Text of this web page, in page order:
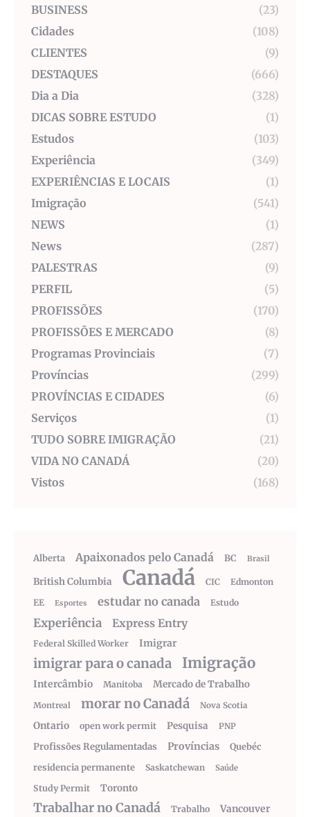
BUSINESS
(23)
Cidades
(108)
CLIENTES
(9)
DESTAQUES
(666)
Dia a Dia
(328)
DICAS SOBRE ESTUDO
(1)
Estudos
(103)
Experiência
(349)
EXPERIÊNCIAS E LOCAIS
(1)
Imigração
(541)
NEWS
(1)
News
(287)
PALESTRAS
(9)
PERFIL
(5)
PROFISSÕES
(170)
PROFISSÕES E MERCADO
(8)
Programas Provinciais
(7)
Províncias
(299)
PROVÍNCIAS E CIDADES
(6)
Serviços
(1)
TUDO SOBRE IMIGRAÇÃO
(21)
VIDA NO CANADÁ
(20)
Vistos
(168)
Alberta Apaixonados pelo Canadá BC Brasil
British Columbia Canadá CIC
Edmonton
EE
Esportes estudar no canada Estudo
Experiência Express Entry
Federal Skilled Worker Imigrar
imigrar para o canada Imigração
Intercâmbio Manitoba Mercado de Trabalho
Montreal morar no Canadá Nova Scotia
Ontario open work permit Pesquisa PNP
Profissões Regulamentadas Províncias
Quebéc
residencia permanente
Saskatchewan Saúde
Study Permit Toronto
Trabalhar no Canadá Trabalho Vancouver